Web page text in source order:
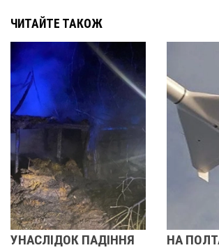
ЧИТАЙТЕ ТАКОЖ
НА ПОЛТАВЩИНІ